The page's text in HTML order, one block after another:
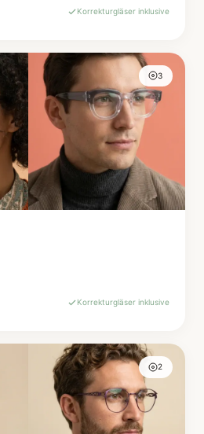
Korrekturgläser inklusive
3
Korrekturgläser inklusive
2